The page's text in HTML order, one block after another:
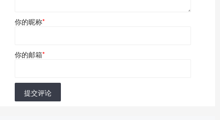
你的昵称*
你的邮箱*
提交评论